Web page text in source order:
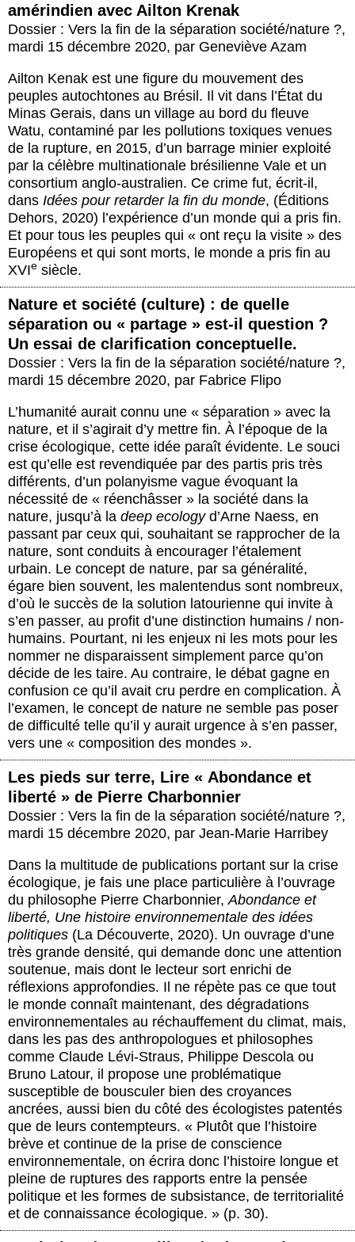
amérindien avec Ailton Krenak
Dossier : Vers la fin de la séparation société/nature ?,
mardi 15 décembre 2020, par Geneviève Azam
Ailton Kenak est une figure du mouvement des
peuples autochtones au Brésil. Il vit dans l’État du
Minas Gerais, dans un village au bord du fleuve
Watu, contaminé par les pollutions toxiques venues
de la rupture, en 2015, d’un barrage minier exploité
par la célèbre multinationale brésilienne Vale et un
consortium anglo-australien. Ce crime fut, écrit-il,
dans Idées pour retarder la fin du monde, (Éditions
Dehors, 2020) l’expérience d’un monde qui a pris fin.
Et pour tous les peuples qui « ont reçu la visite » des
Européens et qui sont morts, le monde a pris fin au
XVIe siècle.
Nature et société (culture) : de quelle
séparation ou « partage » est-il question ?
Un essai de clarification conceptuelle.
Dossier : Vers la fin de la séparation société/nature ?,
mardi 15 décembre 2020, par Fabrice Flipo
L’humanité aurait connu une « séparation » avec la
nature, et il s’agirait d’y mettre fin. À l’époque de la
crise écologique, cette idée paraît évidente. Le souci
est qu’elle est revendiquée par des partis pris très
différents, d’un polanyisme vague évoquant la
nécessité de « réenchâsser » la société dans la
nature, jusqu’à la deep ecologyd’Arne Naess, en
passant par ceux qui, souhaitant se rapprocher de la
nature, sont conduits à encourager l’étalement
urbain. Le concept de nature, par sa généralité,
égare bien souvent, les malentendus sont nombreux,
d’où le succès de la solution latourienne qui invite à
s’en passer, au profit d’une distinction humains / non-
humains. Pourtant, ni les enjeux ni les mots pour les
nommer ne disparaissent simplement parce qu’on
décide de les taire. Au contraire, le débat gagne en
confusion ce qu’il avait cru perdre en complication. À
l’examen, le concept de nature ne semble pas poser
de difficulté telle qu’il y aurait urgence à s’en passer,
vers une « composition des mondes ».
Les pieds sur terre, Lire « Abondance et
liberté » de Pierre Charbonnier
Dossier : Vers la fin de la séparation société/nature ?,
mardi 15 décembre 2020, par Jean-Marie Harribey
Dans la multitude de publications portant sur la crise
écologique, je fais une place particulière à l’ouvrage
du philosophe Pierre Charbonnier, Abondance et
liberté, Une histoire environnementale des idées
politiques (La Découverte, 2020). Un ouvrage d’une
très grande densité, qui demande donc une attention
soutenue, mais dont le lecteur sort enrichi de
réflexions approfondies. Il ne répète pas ce que tout
le monde connaît maintenant, des dégradations
environnementales au réchauffement du climat, mais,
dans les pas des anthropologues et philosophes
comme Claude Lévi-Straus, Philippe Descola ou
Bruno Latour, il propose une problématique
susceptible de bousculer bien des croyances
ancrées, aussi bien du côté des écologistes patentés
que de leurs contempteurs. « Plutôt que l’histoire
brève et continue de la prise de conscience
environnementale, on écrira donc l’histoire longue et
pleine de ruptures des rapports entre la pensée
politique et les formes de subsistance, de territorialité
et de connaissance écologique. » (p. 30).